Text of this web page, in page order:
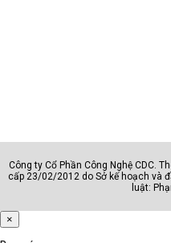
Công ty Cổ Phần Công Nghệ CDC.
cấp 23/02/2012 do Sở kế hoạch và
luật:
×